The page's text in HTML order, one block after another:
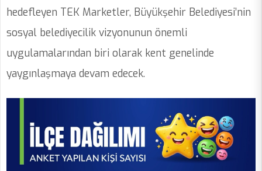
hedefleyen TEK Marketler, Büyükşehir Belediyesi’nin
sosyal belediyecilik vizyonunun önemli
uygulamalarından biri olarak kent genelinde
yaygınlaşmaya devam edecek.